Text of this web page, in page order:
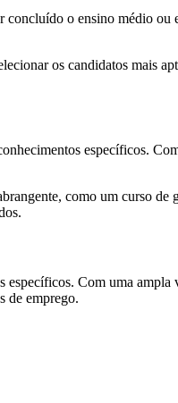
concluído o ensino médio ou
os candidatos mais
específicos.
como um curso de
Com uma ampla
de emprego.